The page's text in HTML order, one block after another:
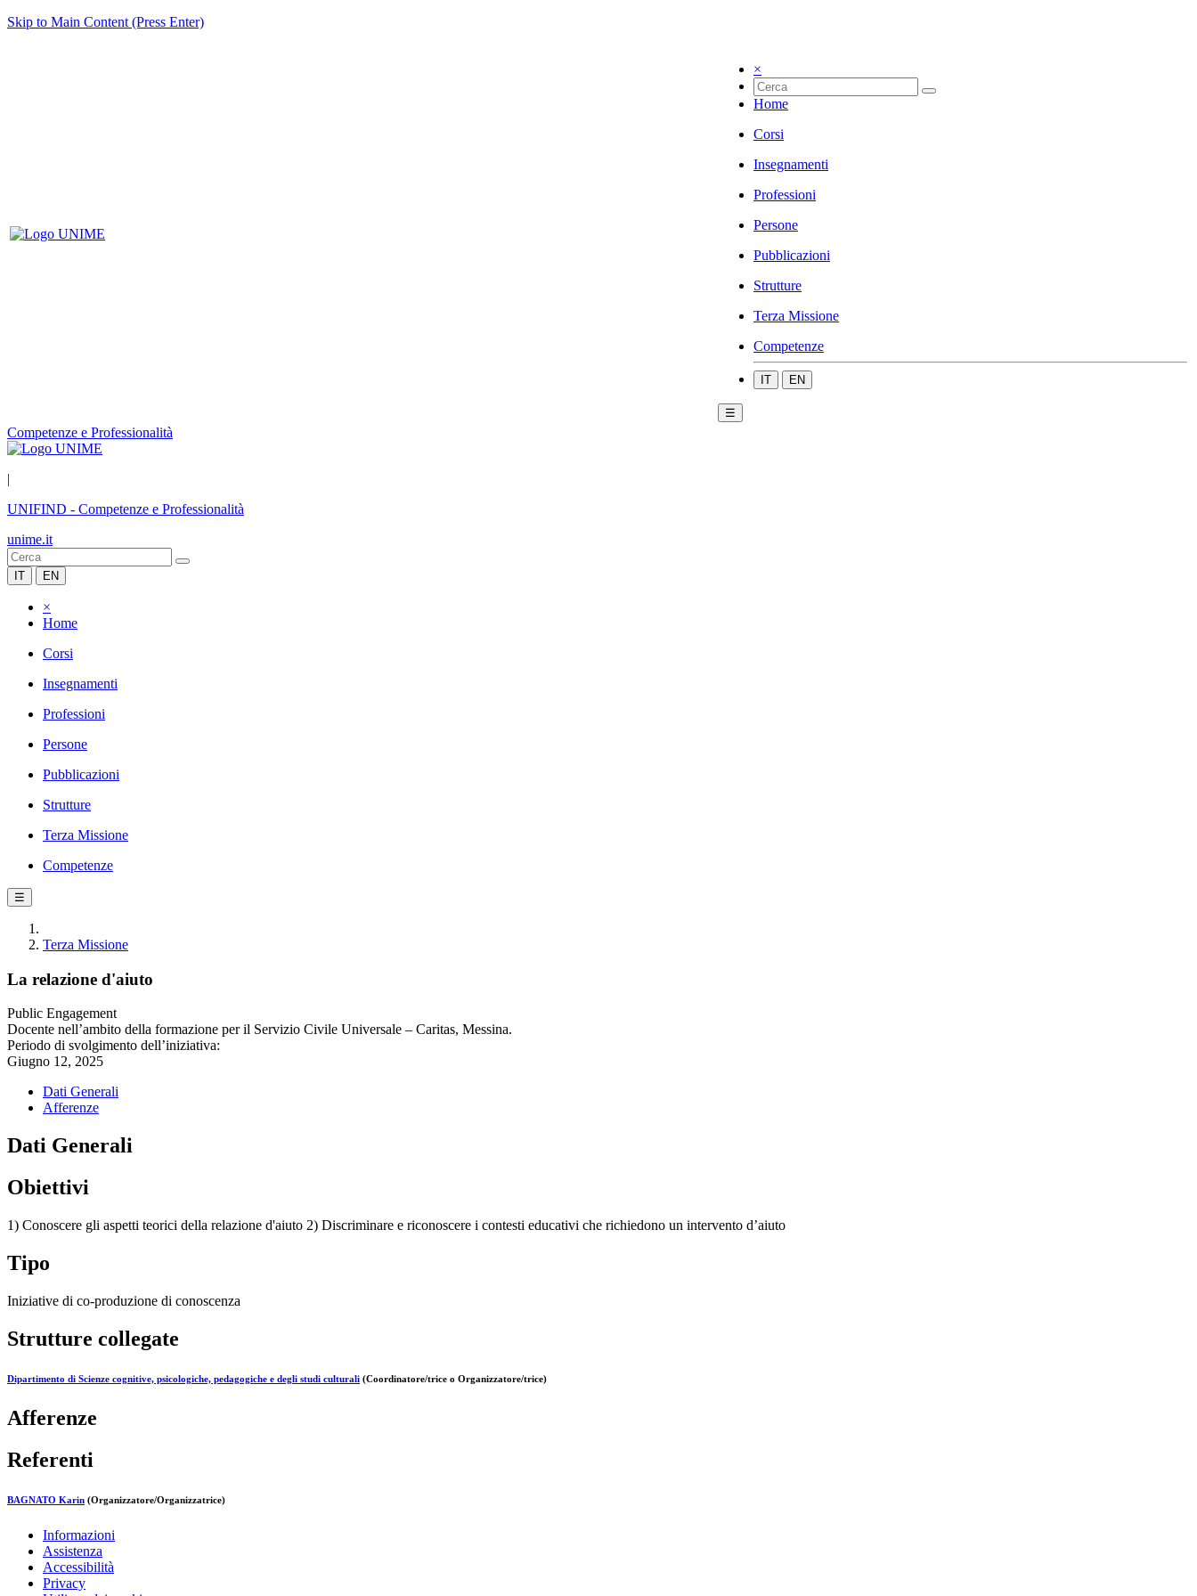
Skip to Main Content (Press Enter)
×
Home
Corsi
Insegnamenti
Professioni
Persone
Pubblicazioni
Strutture
Terza Missione
Competenze
IT EN
☰
Competenze e Professionalità
|
UNIFIND - Competenze e Professionalità
unime.it
IT EN
×
Home
Corsi
Insegnamenti
Professioni
Persone
Pubblicazioni
Strutture
Terza Missione
Competenze
☰
Terza Missione
La relazione d'aiuto
Public Engagement
Docente nell’ambito della formazione per il Servizio Civile Universale – Caritas, Messina.
Periodo di svolgimento dell’iniziativa:
Giugno 12, 2025
Dati Generali
Afferenze
Dati Generali
Obiettivi
1) Conoscere gli aspetti teorici della relazione d'aiuto 2) Discriminare e riconoscere i contesti educativi che richiedono un intervento d’aiuto
Tipo
Iniziative di co-produzione di conoscenza
Strutture collegate
Dipartimento di Scienze cognitive, psicologiche, pedagogiche e degli studi culturali (Coordinatore/trice o Organizzatore/trice)
Afferenze
Referenti
BAGNATO Karin (Organizzatore/Organizzatrice)
Informazioni
Assistenza
Accessibilità
Privacy